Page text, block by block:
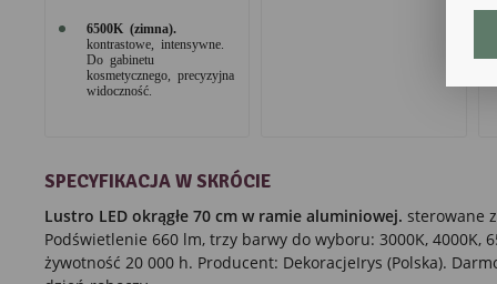
6500K (zimna).
kontrastowe, intensywne.
Do gabinetu
kosmetycznego, precyzyjna
widoczność.
SPECYFIKACJA W SKRÓCIE
Lustro LED okrągłe 70 cm w ramie aluminiowej. sterowane
Podświetlenie 660 lm, trzy barwy do wyboru: 3000K, 4000K,
żywotność 20 000 h. Producent: DekoracjeIrys (Polska).